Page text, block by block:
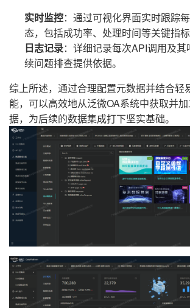
实时监控：通过可视化界面实时跟踪
态，包括成功率、处理时间等关键指标
日志记录：详细记录每次API调用及
续问题排查提供依据。
综上所述，通过合理配置元数据并结合轻
能，可以高效地从泛微OA系统中获取并
据，为后续的数据集成打下坚实基础。